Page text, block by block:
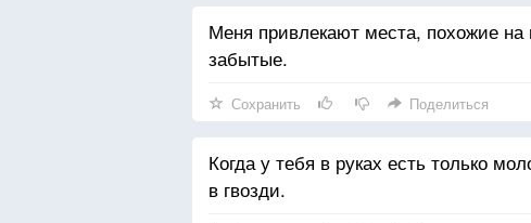
Меня привлекают места, похожие
забытые.
Сохранить Поделиться
Когда у тебя в руках есть только
в гвозди.